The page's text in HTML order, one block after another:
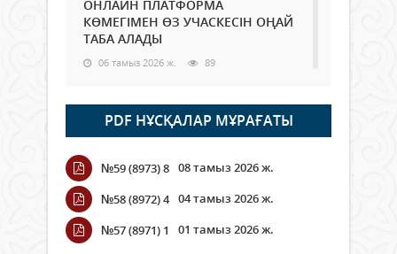
ОНЛАЙН ПЛАТФОРМА
КӨМЕГІМЕН ӨЗ УЧАСКЕСІН ОҢАЙ
ТАБА АЛАДЫ
06 тамыз 2026 ж. 89
Open Air: Қызылорда облысы
полиция департаменті 20
мыңнан астам көрерменнің
қауіпсіздігін қамтамасыз етті
06 тамыз 2026 ж.
Wi-Fi ҚАБЫРҒА АРҚЫЛЫ ҚАЛАЙ
ӨТЕДІ?
PDF НҰСҚАЛАР МҰРАҒАТЫ
№59 (8973) 8 08 тамыз 2026 ж.
№58 (8972) 4 04 тамыз 2026 ж.
№57 (8971) 1
01 тамыз 2026 ж.